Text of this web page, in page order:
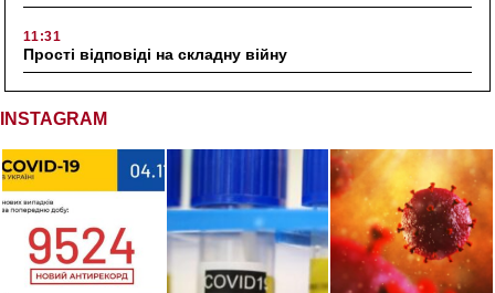
11:31
Прості відповіді на складну війну
INSTAGRAM